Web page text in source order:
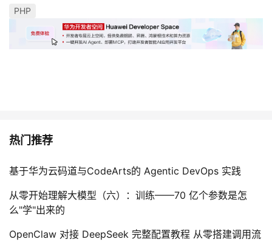
藏
PHP
热门推荐
基于华为云码道与CodeArts的 Agentic DevOps 实践
从零开始理解大模型（六）：训练——70 亿个参数是怎
么"学"出来的
OpenClaw 对接 DeepSeek 完整配置教程 从零搭建调用流